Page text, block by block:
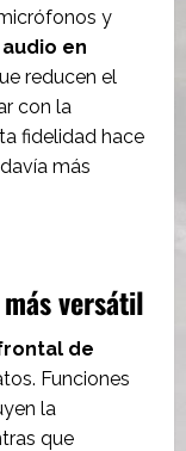
y
audio en
reducen el
con la
fidelidad hace
más
versátil
de
Funciones
la
que